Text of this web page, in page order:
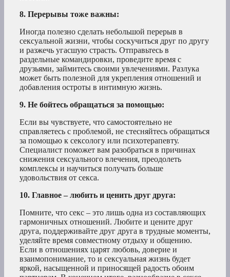
8. Перерывы тоже важны:
Иногда полезно сделать небольшой перерыв в
сексуальной жизни, чтобы соскучиться друг по другу
и разжечь угасшую страсть. Отправьтесь в
раздельные командировки, проведите время с
друзьями, займитесь своими увлечениями. Разлука
может быть полезной для укрепления отношений и
добавления остроты в интимную жизнь.
9. Не бойтесь обращаться за помощью:
Если вы чувствуете, что самостоятельно не
справляетесь с проблемой, не стесняйтесь обращаться
за помощью к сексологу или психотерапевту.
Специалист поможет вам разобраться в причинах
снижения сексуального влечения, преодолеть
комплексы и научиться получать больше
удовольствия от секса.
10. Главное – любить и ценить друг друга:
Помните, что секс – это лишь одна из составляющих
гармоничных отношений. Любите и цените друг
друга, поддерживайте друг друга в трудные моменты,
уделяйте время совместному отдыху и общению.
Если в отношениях царят любовь, доверие и
взаимопонимание, то и сексуальная жизнь будет
яркой, насыщенной и приносящей радость обоим